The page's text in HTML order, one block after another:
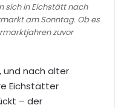
sich in Eichstätt nach
am Sonntag. Ob es
zuvor
und nach alter
Eichstätter
– der